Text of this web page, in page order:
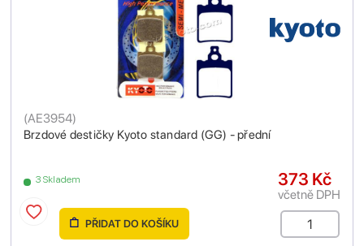
Brzdové destičky Kyoto standard (GG) - přední
(AE3954)
3 Skladem 373 Kč
včetně DPH
PŘIDAT DO KOŠÍKU